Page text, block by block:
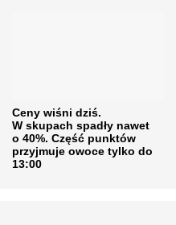
Ceny wiśni dziś.
W skupach spadły nawet
o 40%. Część punktów
przyjmuje owoce tylko do
13:00